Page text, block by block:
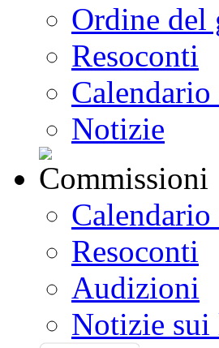
Ordine del
Resoconti
Notizie
Calendario
Resoconti
Audizioni
Notizie